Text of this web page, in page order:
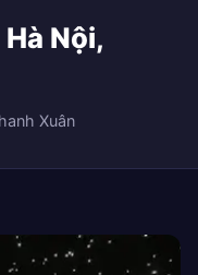
Nội,
Xuân